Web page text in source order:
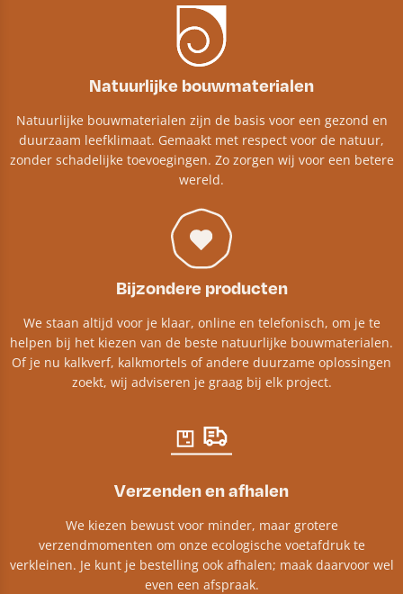
Natuurlijke bouwmaterialen
Natuurlijke bouwmaterialen zijn de basis voor een gezond en
duurzaam leefklimaat. Gemaakt met respect voor de natuur,
zonder schadelijke toevoegingen. Zo zorgen wij voor een betere
wereld.
Bijzondere producten
We staan altijd voor je klaar, online en telefonisch, om je te
helpen bij het kiezen van de beste natuurlijke bouwmaterialen.
Of je nu kalkverf, kalkmortels of andere duurzame oplossingen
zoekt, wij adviseren je graag bij elk project.​
Verzenden en afhalen
We kiezen bewust voor minder, maar grotere
verzendmomenten om onze ecologische voetafdruk te
verkleinen. Je kunt je bestelling ook afhalen; maak daarvoor wel
even een afspraak.